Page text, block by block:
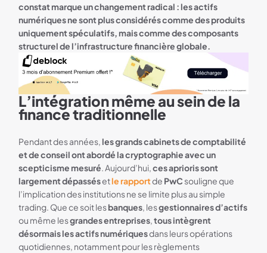
constat marque un changement radical : les actifs
numériques ne sont plus considérés comme des produits
uniquement spéculatifs, mais comme des composants
structurel de l’infrastructure financière globale.
Deblock 3 mois Premium offert
L’intégration même au sein de la
finance traditionnelle
Pendant des années, les grands cabinets de comptabilité
et de conseil ont abordé la cryptographie avec un
scepticisme mesuré. Aujourd’hui,ces aprioris sont
largement dépassésetle rapportde PwCsouligne que
l’implication des institutions ne se limite plus au simple
trading. Que ce soit lesbanques, lesgestionnaires d’actifs
ou même lesgrandes entreprises,tous intègrent
désormais les actifs numériquesdans leurs opérations
quotidiennes, notamment pour les règlements